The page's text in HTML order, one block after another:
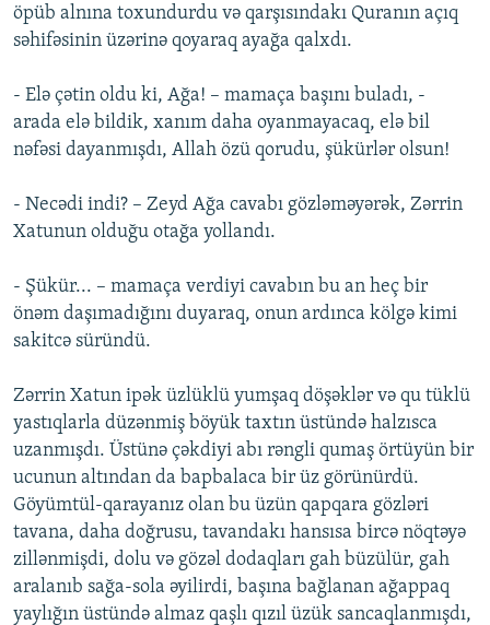
öpüb alnına toxundurdu və qarşısındakı Quranın açıq
səhifəsinin üzərinə qoyaraq ayağa qalxdı.
- Elə çətin oldu ki, Ağa! – mamaça başını buladı, -
arada elə bildik, xanım daha oyanmayacaq, elə bil
nəfəsi dayanmışdı, Allah özü qorudu, şükürlər olsun!
- Necədi indi? – Zeyd Ağa cavabı gözləməyərək, Zərrin
Xatunun olduğu otağa yollandı.
- Şükür... – mamaça verdiyi cavabın bu an heç bir
önəm daşımadığını duyaraq, onun ardınca kölgə kimi
sakitcə süründü.
Zərrin Xatun ipək üzlüklü yumşaq döşəklər və qu tüklü
yastıqlarla düzənmiş böyük taxtın üstündə halzısca
uzanmışdı. Üstünə çəkdiyi abı rəngli qumaş örtüyün bir
ucunun altından da bapbalaca bir üz görünürdü.
Göyümtül-qarayanız olan bu üzün qapqara gözləri
tavana, daha doğrusu, tavandakı hansısa bircə nöqtəyə
zillənmişdi, dolu və gözəl dodaqları gah büzülür, gah
aralanıb sağa-sola əyilirdi, başına bağlanan ağappaq
yaylığın üstündə almaz qaşlı qızıl üzük sancaqlanmışdı,